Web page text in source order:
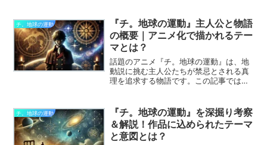
学史とリンクしているのか、史実との関
連性について徹底考察します。物語に込
められた科学史のメッセージや登場人物
のモデルが気になる方は、ぜひご覧くだ
さい。
チ。地球の運動
『チ。地球の運動』主人公と物語
の概要｜アニメ化で描かれるテー
マとは？
話題のアニメ『チ。地球の運動』は、地
動説に挑む主人公たちが禁忌とされる真
理を追求する物語です。この記事では、
ます。歴史と信念が交差する物語の見ど
ころを一緒に探りましょう。
チ。地球の運動
『チ。地球の運動』を深掘り考察
＆解説！作品に込められたテーマ
と意図とは？